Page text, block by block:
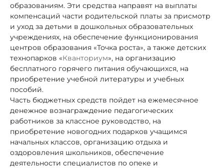
образованиям. Эти средства направят на выплаты
компенсаций части родительской платы за присмотр
и уход за детьми в дошкольных образовательных
учреждениях, на обеспечение функционирования
центров образования «Точка роста», а также детских
технопарков «Кванториум», на организацию
бесплатного горячего питания обучающихся, на
приобретение учебной литературы и учебных
пособий.
Часть бюджетных средств пойдет на ежемесячное
денежное вознаграждение педагогических
работников за классное руководство, на
приобретение новогодних подарков учащимся
начальных классов, организацию отдыха и
оздоровления школьников, обеспечение
деятельности специалистов по опеке и